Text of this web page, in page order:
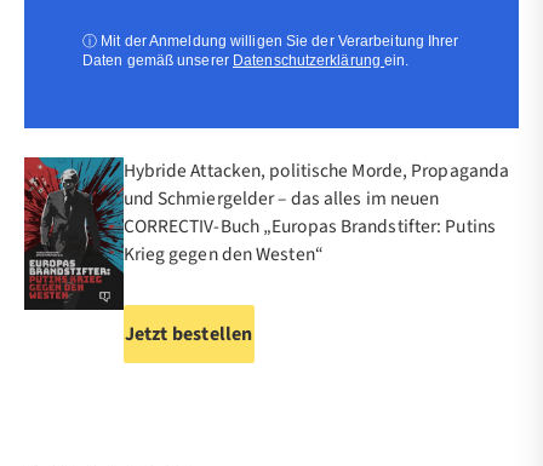
ⓘ Mit der Anmeldung willigen Sie der Verarbeitung Ihrer
Daten gemäß unserer Datenschutzerklärungein.
Hybride Attacken, politische Morde, Propaganda
und Schmiergelder – das alles im neuen
CORRECTIV-Buch „Europas Brandstifter: Putins
Krieg gegen den Westen“
Jetzt bestellen